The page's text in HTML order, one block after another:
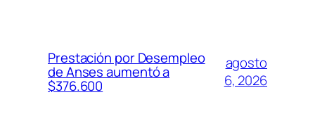
Prestación por Desempleo
de Anses aumentó a
$376.600
agosto
6, 2026